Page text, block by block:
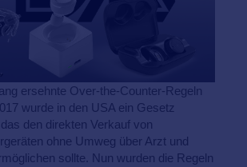
ersehnte Over-the-Counter-Regeln
wurde in den USA ein Gesetz
den direkten Verkauf von
ohne Umweg über Arzt und
sollte. Nun wurden die Regeln